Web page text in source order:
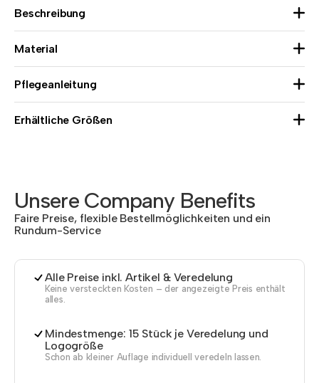
Beschreibung
Material
Pflegeanleitung
Erhältliche Größen
Unsere Company Benefits
Faire Preise, flexible Bestellmöglichkeiten und ein
Rundum-Service
Alle Preise inkl. Artikel & Veredelung
Keine versteckten Kosten – der angezeigte Preis enthält
alles.
Mindestmenge: 15 Stück je Veredelung und
Logogröße
Schon ab kleiner Auflage individuell veredeln lassen.